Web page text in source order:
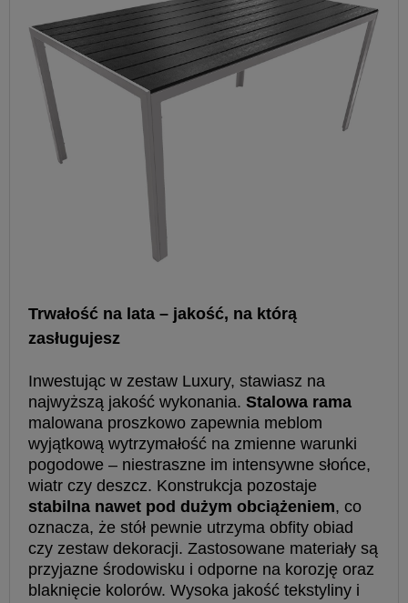
Trwałość na lata – jakość, na którą
zasługujesz
Inwestując w zestaw Luxury, stawiasz na
najwyższą jakość wykonania. Stalowa rama
malowana proszkowo zapewnia meblom
wyjątkową wytrzymałość na zmienne warunki
pogodowe – niestraszne im intensywne słońce,
wiatr czy deszcz. Konstrukcja pozostaje
stabilna nawet pod dużym obciążeniem, co
oznacza, że stół pewnie utrzyma obfity obiad
czy zestaw dekoracji. Zastosowane materiały są
przyjazne środowisku i odporne na korozję oraz
blaknięcie kolorów. Wysoka jakość tekstyliny i